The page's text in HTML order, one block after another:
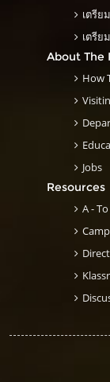
เตรีย
เตรีย
About The
How
Jobs
Resources
A -